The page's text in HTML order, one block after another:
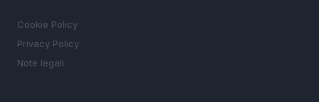
Cookie Policy
Privacy Policy
Note legali